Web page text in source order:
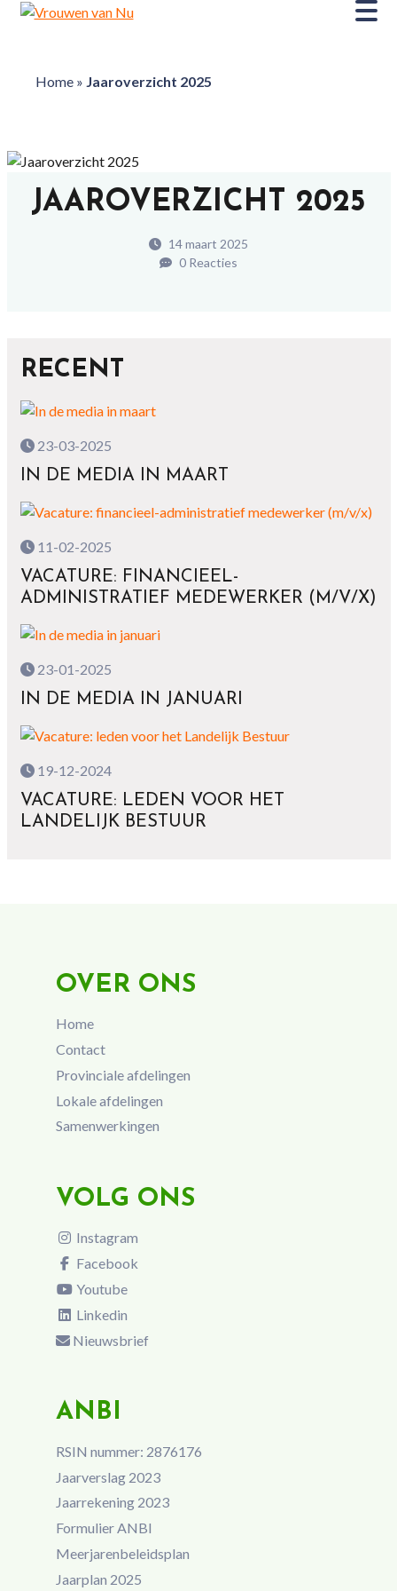
Home» Jaaroverzicht 2025
JAAROVERZICHT 2025
14 maart 2025
0 Reacties
RECENT
23-03-2025
IN DE MEDIA IN MAART
11-02-2025
VACATURE: FINANCIEEL-
ADMINISTRATIEF MEDEWERKER (M/V/X)
23-01-2025
IN DE MEDIA IN JANUARI
19-12-2024
VACATURE: LEDEN VOOR HET
LANDELIJK BESTUUR
OVER ONS
Home
Contact
Provinciale afdelingen
Lokale afdelingen
Samenwerkingen
VOLG ONS
Instagram
Facebook
Youtube
Linkedin
Nieuwsbrief
ANBI
RSIN nummer: 2876176
Jaarverslag 2023
Jaarrekening 2023
Formulier ANBI
Meerjarenbeleidsplan
Jaarplan 2025